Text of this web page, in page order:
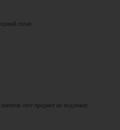
сплав
этот предмет не подлежит